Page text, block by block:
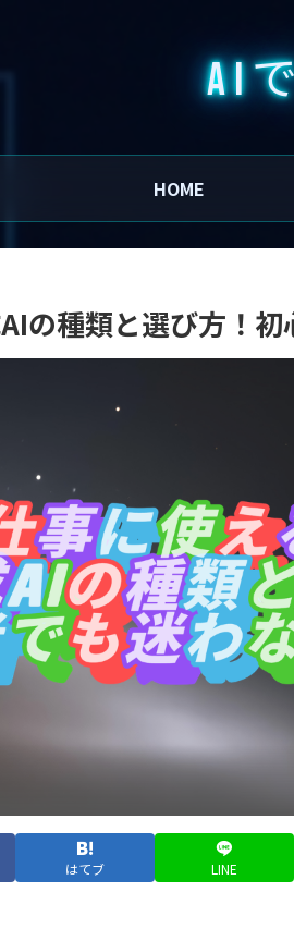
AI
HOME
の種類と選び方！
はてブ LINE